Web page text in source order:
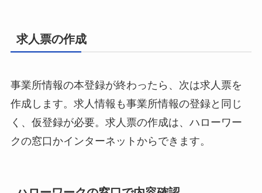
求人票の作成
事業所情報の本登録が終わったら、次は求人票を
作成します。求人情報も事業所情報の登録と同じ
く、仮登録が必要。求人票の作成は、ハローワー
クの窓口かインターネットからできます。